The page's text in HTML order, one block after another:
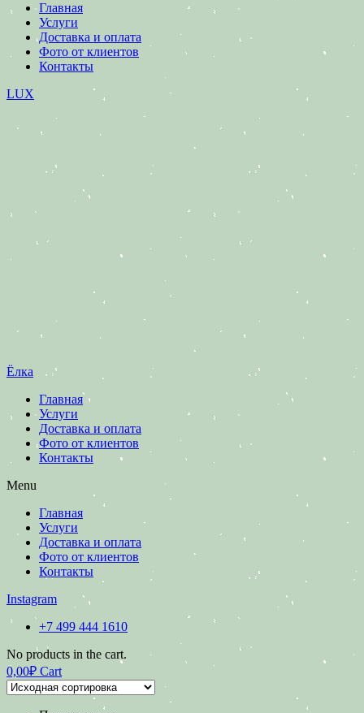
Главная
Услуги
Доставка и оплата
Фото от клиентов
Контакты
LUX
Ёлка
Главная
Услуги
Доставка и оплата
Фото от клиентов
Контакты
Menu
Главная
Услуги
Доставка и оплата
Фото от клиентов
Контакты
Instagram
+7 499 444 1610
No products in the cart.
0,00₽ Cart